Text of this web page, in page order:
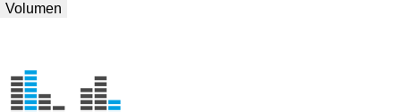
Volumen